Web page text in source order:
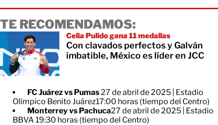
TE RECOMENDAMOS:
Celia Pulido gana 11 medallas
Con clavados perfectos y Galván
imbatible, México es líder en JCC
FC Juárez vs Pumas 27 de abril de 2025 | Estadio
Olímpico Benito Juárez17:00 horas (tiempo del Centro)
Monterrey vs Pachuca27 de abril de 2025 | Estadio
BBVA 19:30 horas (tiempo del Centro)